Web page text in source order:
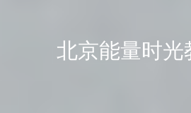
北京能量时